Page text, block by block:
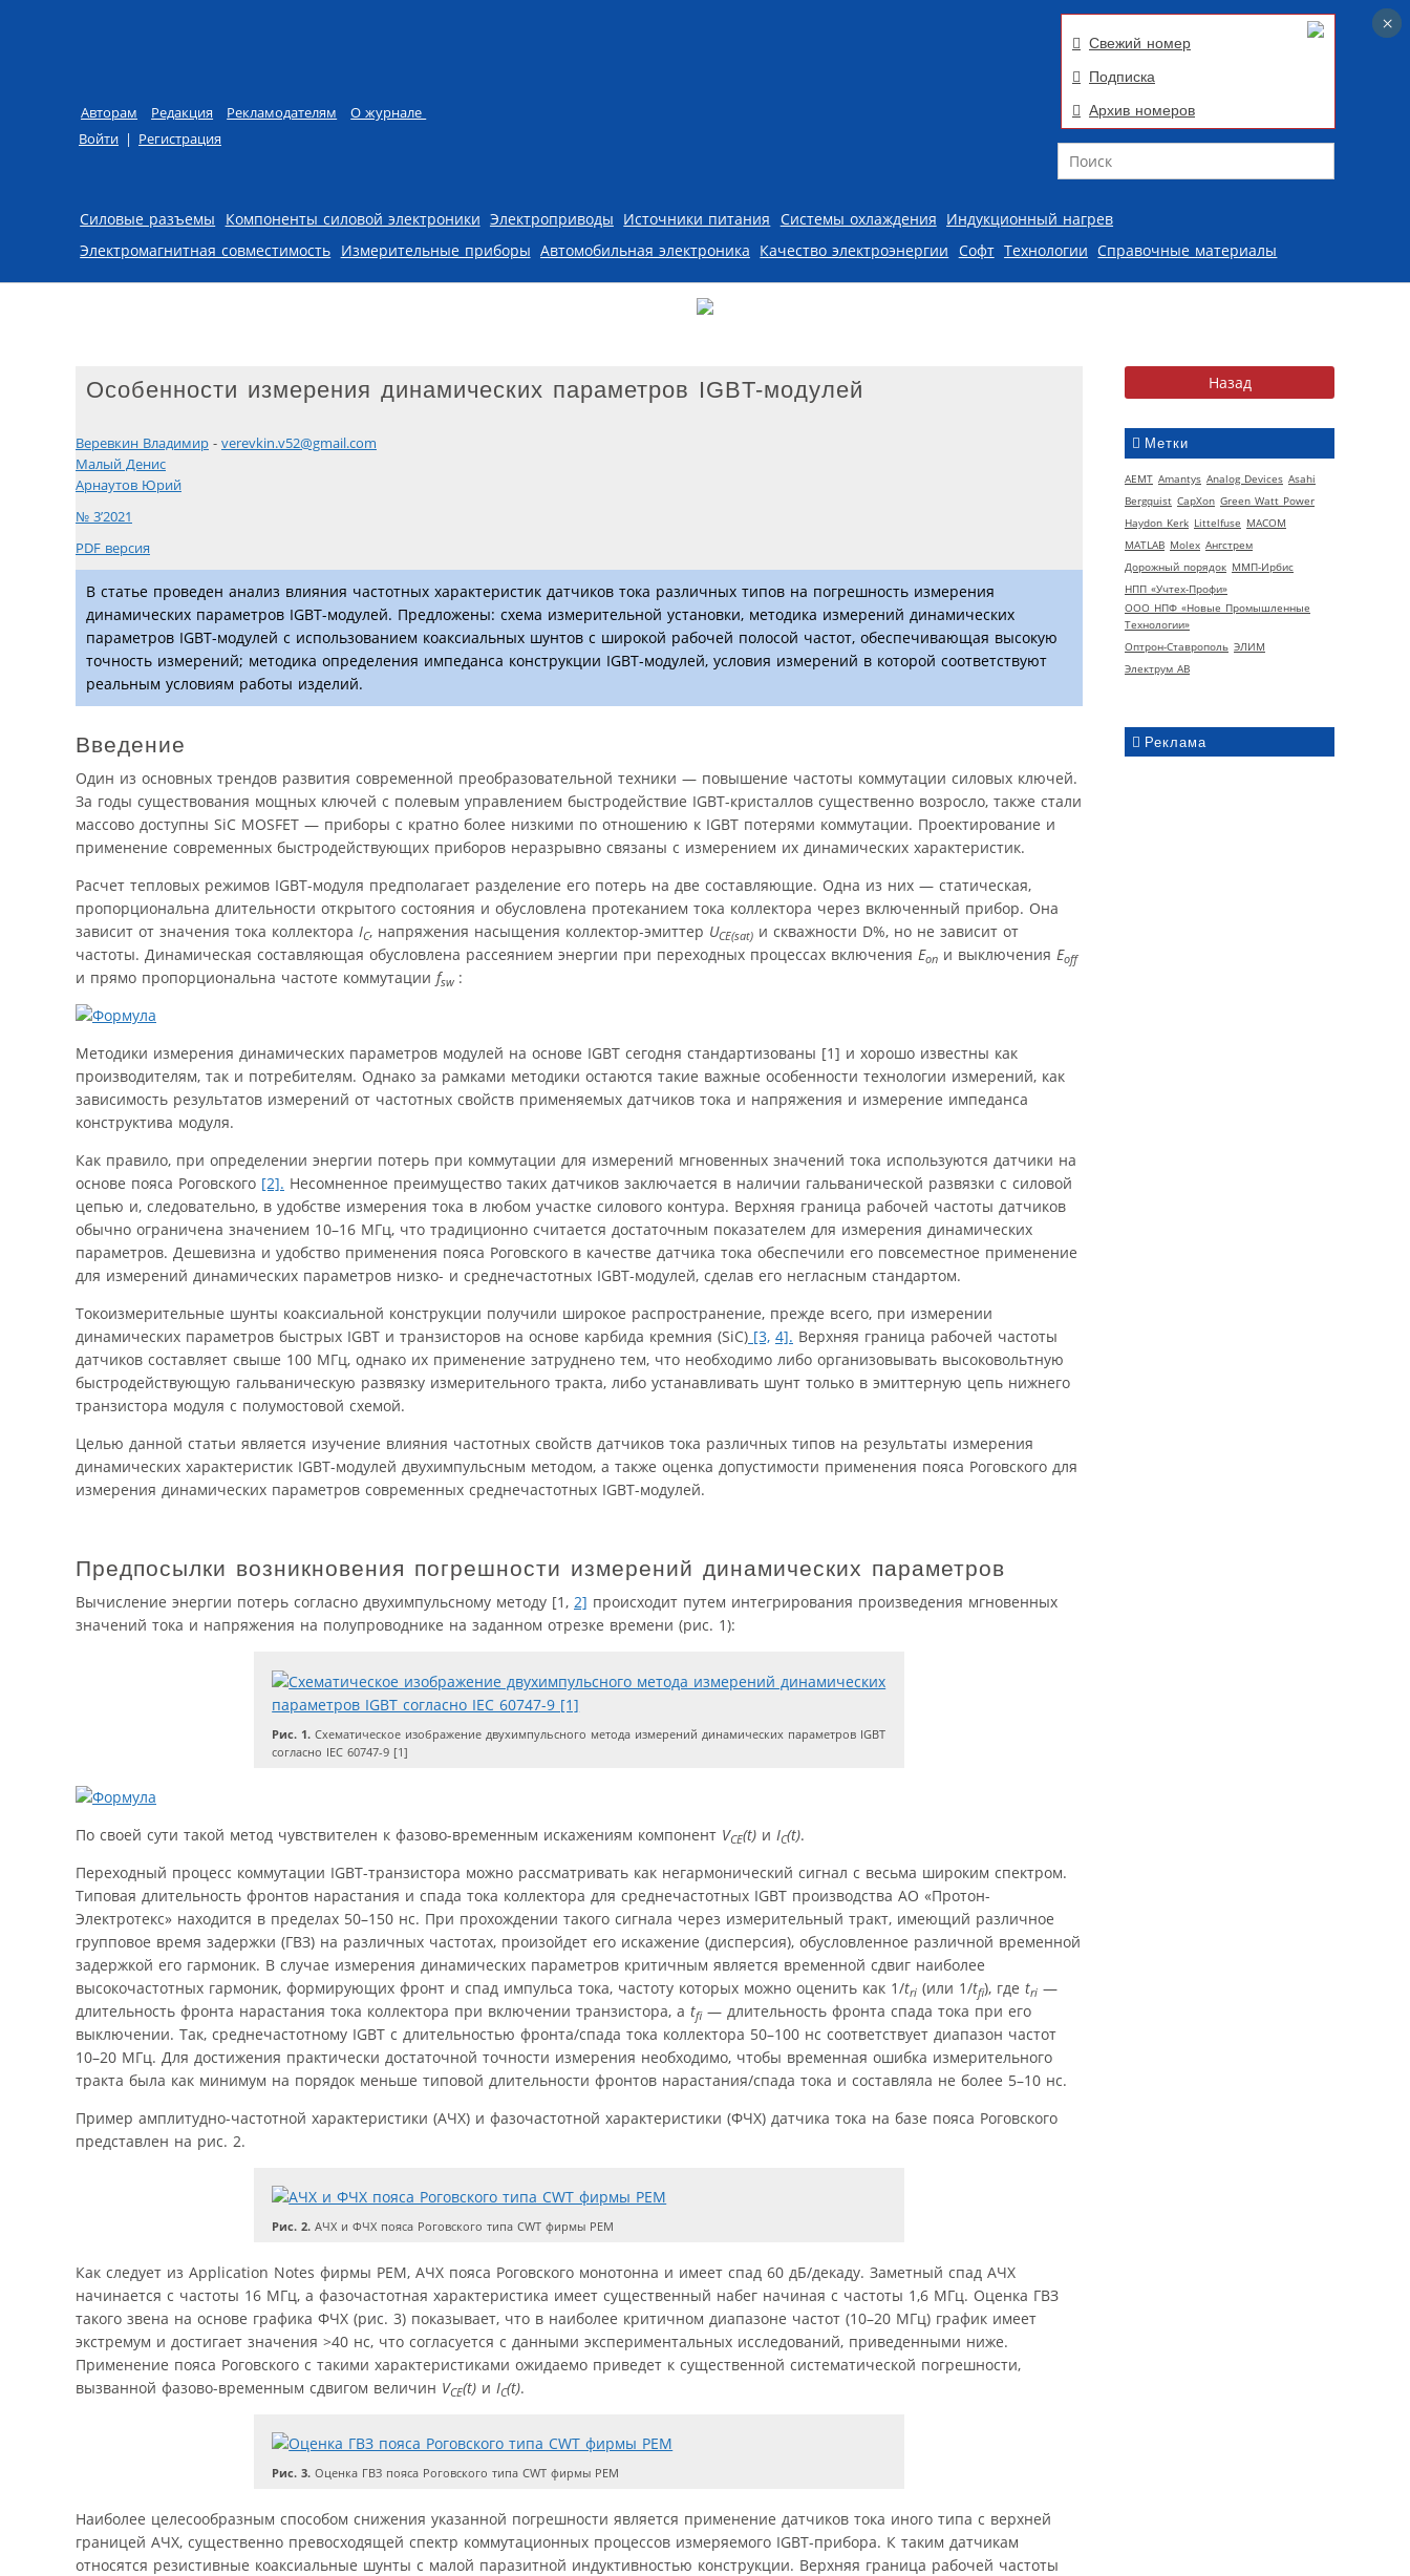
Авторам Редакция Рекламодателям
О журнале
Войти | Регистрация
Свежий номер
Подписка
Архив номеров
Поиск
Skip to content
Силовые разъемы Компоненты силовой электроники Электроприводы Источники питания Системы охлаждения Индукционный нагрев
Электромагнитная совместимость Измерительные приборы Автомобильная электроника Качество электроэнергии Софт Технологии Справочные материалы
Метки
AEMT Amantys Analog Devices Asahi
Bergquist CapXon Green Watt Power
Haydon Kerk Littelfuse MACOM
MATLAB Molex Ангстрем
Дорожный порядок ММП-Ирбис
НПП «Учтех-Профи»
ООО НПФ «Новые Промышленные
Технологии»
Оптрон-Ставрополь ЭЛИМ
Электрум АВ
Реклама
Особенности измерения динамических параметров IGBT-модулей
Веревкин Владимир - verevkin.v52@gmail.com
Малый Денис
Арнаутов Юрий
№ 3’2021
PDF версия
В статье проведен анализ влияния частотных характеристик датчиков тока различных типов на погрешность измерения
динамических параметров IGBT-модулей. Предложены: схема измерительной установки, методика измерений динамических
параметров IGBT-модулей с использованием коаксиальных шунтов с широкой рабочей полосой частот, обеспечивающая высокую
точность измерений; методика определения импеданса конструкции IGBT-модулей, условия измерений в которой соответствуют
реальным условиям работы изделий.
Введение
Один из основных трендов развития современной преобразовательной техники — повышение частоты коммутации силовых ключей.
За годы существования мощных ключей с полевым управлением быстродействие IGBT-кристаллов существенно возросло, также стали
массово доступны SiC MOSFET — приборы с кратно более низкими по отношению к IGBT потерями коммутации. Проектирование и
применение современных быстродействующих приборов неразрывно связаны с измерением их динамических характеристик.
Расчет тепловых режимов IGBT-модуля предполагает разделение его потерь на две составляющие. Одна из них — статическая,
пропорциональна длительности открытого состояния и обусловлена протеканием тока коллектора через включенный прибор. Она
зависит от значения тока коллектора IC, напряжения насыщения коллектор-эмиттер UCE(sat) и скважности D%, но не зависит от
частоты. Динамическая составляющая обусловлена рассеянием энергии при переходных процессах включения Eon и выключения Eoff
и прямо пропорциональна частоте коммутации fsw :
Методики измерения динамических параметров модулей на основе IGBT сегодня стандартизованы [1] и хорошо известны как
производителям, так и потребителям. Однако за рамками методики остаются такие важные особенности технологии измерений, как
зависимость результатов измерений от частотных свойств применяемых датчиков тока и напряжения и измерение импеданса
конструктива модуля.
Как правило, при определении энергии потерь при коммутации для измерений мгновенных значений тока используются датчики на
основе пояса Роговского [2]. Несомненное преимущество таких датчиков заключается в наличии гальванической развязки с силовой
цепью и, следовательно, в удобстве измерения тока в любом участке силового контура. Верхняя граница рабочей частоты датчиков
обычно ограничена значением 10–16 МГц, что традиционно считается достаточным показателем для измерения динамических
параметров. Дешевизна и удобство применения пояса Роговского в качестве датчика тока обеспечили его повсеместное применение
для измерений динамических параметров низко- и средне­частотных IGBT-модулей, сделав его негласным стандартом.
Токоизмерительные шунты коаксиальной конструкции получили широкое распространение, прежде всего, при измерении
динамических параметров быстрых IGBT и транзисторов на основе карбида кремния (SiC) [3, 4]. Верхняя граница рабочей частоты
датчиков составляет свыше 100 МГц, однако их применение затруднено тем, что необходимо либо организовывать высоковольтную
быстродействующую гальваническую развязку измерительного тракта, либо устанавливать шунт только в эмиттерную цепь нижнего
транзистора модуля с полумостовой схемой.
Целью данной статьи является изучение влияния частотных свойств датчиков тока различных типов на результаты измерения
динамических характеристик IGBT-модулей двухимпульсным методом, а также оценка допустимости применения пояса Роговского для
измерения динамических параметров современных среднечастотных IGBT-модулей.
Предпосылки возникновения погрешности измерений динамических параметров
Вычисление энергии потерь согласно двухимпульсному методу [1, 2] происходит путем интегрирования произведения мгновенных
значений тока и напряжения на полупровод­нике на заданном отрезке времени (рис. 1):
Рис. 1. Схематическое изображение двухимпульсного метода измерений динамических параметров IGBT
согласно IEC 60747-9 [1]
По своей сути такой метод чувствителен к фазово-временным искажениям компонент VCE(t) и IC(t).
Переходный процесс коммутации IGBT-транзистора можно рассматривать как негармонический сигнал с весьма широким спектром.
Типовая длительность фронтов нарастания и спада тока коллектора для средне­частотных IGBT производства АО «Протон-
Электротекс» находится в пределах 50–150 нс. При прохождении такого сигнала через измерительный тракт, имеющий различное
групповое время задержки (ГВЗ) на различных частотах, произойдет его искажение (дисперсия), обусловленное различной временной
задержкой его гармоник. В случае измерения динамических параметров критичным является временной сдвиг наиболее
высокочастотных гармоник, формирующих фронт и спад импульса тока, частоту которых можно оценить как 1/tri (или 1/tfi), где tri —
длительность фронта нарастания тока коллектора при включении транзистора, а tfi— длительность фронта спада тока при его
выключении. Так, средне­частотному IGBT с длительностью фронта/спада тока коллектора 50–100 нс соответствует диапазон частот
10–20 МГц. Для достижения практически достаточной точности измерения необходимо, чтобы временная ошибка измерительного
тракта была как минимум на порядок меньше типовой длительности фронтов нарастания/спада тока и составляла не более 5–10 нс.
Пример амплитудно-частотной характеристики (АЧХ) и фазочастотной характеристики (ФЧХ) датчика тока на базе пояса Роговского
представлен на рис. 2.
Рис. 2. АЧХ и ФЧХ пояса Роговского типа CWT фирмы PEM
Как следует из Application Notes фирмы PEM, АЧХ пояса Роговского монотонна и имеет спад 60 дБ/декаду. Заметный спад АЧХ
начинается с частоты 16 МГц, а фазочастотная характеристика имеет существенный набег начиная с частоты 1,6 МГц. Оценка ГВЗ
такого звена на основе графика ФЧХ (рис. 3) показывает, что в наиболее критичном диапазоне частот (10–20 МГц) график имеет
экстремум и достигает значения >40 нс, что согласуется с данными экспериментальных исследований, приведенными ниже.
Применение пояса Роговского с такими характеристиками ожидаемо приведет к существенной систематической погрешности,
вызванной фазово-временным сдвигом величин VCE(t) и IC(t).
Рис. 3. Оценка ГВЗ пояса Роговского типа CWT фирмы PEM
Наиболее целесообразным способом снижения указанной погрешности является применение датчиков тока иного типа с верхней
границей АЧХ, существенно превосходящей спектр коммутационных процессов измеряемого IGBT-прибора. К таким датчикам
относятся резистивные коаксиальные шунты с малой паразитной индуктивностью конструкции. Верхняя граница рабочей частоты
×
×